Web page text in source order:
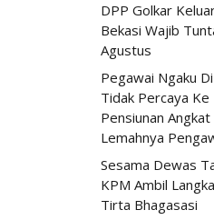
DPP Golkar
Bekasi Wajib
Agustus
Pegawai Ngaku
Tidak Percaya
Pensiunan
Lemahnya
Sesama Dewas
KPM Ambil
Tirta Bhagasasi